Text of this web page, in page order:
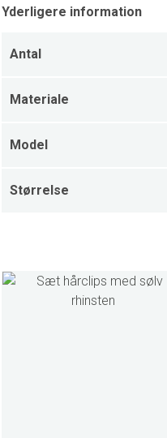
Yderligere information
Antal
Materiale
Model
Størrelse